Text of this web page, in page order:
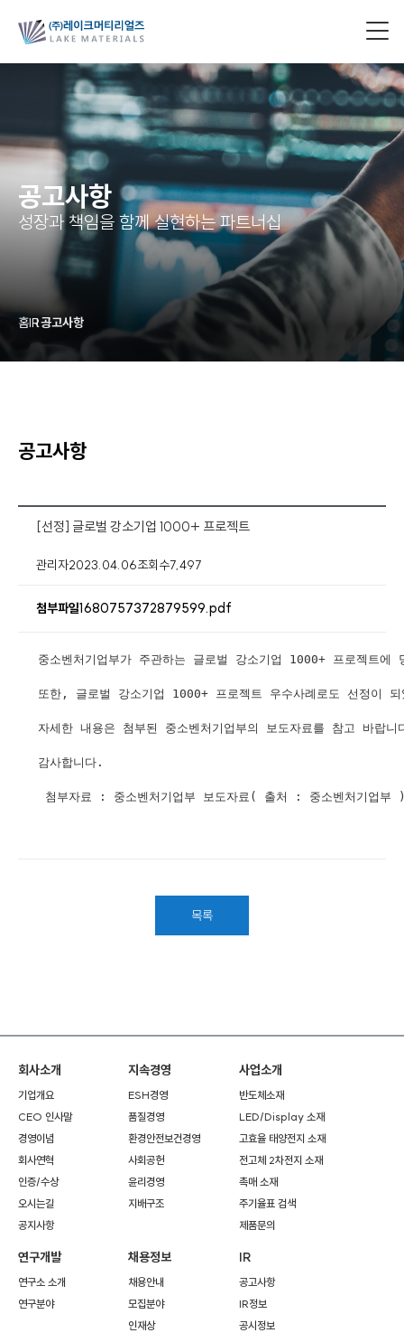
공고사항
성장과 책임을 함께 실현하는 파트너십
홈IR공고사항
공고사항
[선정] 글로벌 강소기업 1000+ 프로젝트
관리자2023.04.06조회수7,497
첨부파일1680757372879599.pdf
중소벤처기업부가 주관하는 글로벌 강소기업 1000+ 프로젝트에
또한, 글로벌 강소기업 1000+ 프로젝트 우수사례로도 선정이 되
자세한 내용은 첨부된 중소벤처기업부의 보도자료를 참고 바랍니
감사합니다.
첨부자료 : 중소벤처기업부 보도자료( 출처 : 중소벤처기업부
목록
회사소개
기업개요
CEO 인사말
경영이념
회사연혁
인증/수상
오시는길
공지사항
지속경영
ESH경영
품질경영
환경안전보건경영
사회공헌
윤리경영
지배구조
사업소개
반도체소재
LED/Display 소재
고효율 태양전지 소재
전고체 2차전지 소재
촉매 소재
주기율표 검색
제품문의
연구개발
연구소 소개
연구분야
채용정보
채용안내
모집분야
인재상
IR
공고사항
IR정보
공시정보